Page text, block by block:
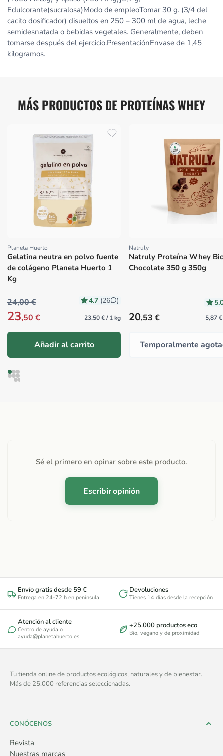
Edulcorante(sucralosa)Modo de empleoTomar 30 g. (3/4 del
cacito dosificador) disueltos en 250 – 300 ml de agua, leche
semidesnatada o bebidas vegetales. Generalmente, deben
tomarse después del ejercicio.PresentaciónEnvase de 1,45
kilogramos.
MÁS PRODUCTOS DE PROTEÍNAS WHEY
Proveedor:
Planeta Huerto
Gelatina neutra en polvo fuente
de colágeno Planeta Huerto 1
Kg
4.7 (26 )
24,00 €
23,50 € 23,50 € / 1 kg
Añadir al carrito
Proveedor:
Natruly
Natruly Proteína Whey
Chocolate 350 g 350g
Precio habitual
20,53 € 5,87
Temporalmente
Sé el primero en opinar sobre este producto.
Escribir opinión
Envío gratis desde 59 €
Entrega en 24-72 h en península
Devoluciones
Tienes 14 días desde la recepción
Atención al cliente
Centro de ayuda o
ayuda@planetahuerto.es
+25.000 productos eco
Bio, vegano y de proximidad
Tu tienda online de productos ecológicos, naturales y de bienestar.
Más de 25.000 referencias seleccionadas.
CONÓCENOS
Revista
Nuestras marcas